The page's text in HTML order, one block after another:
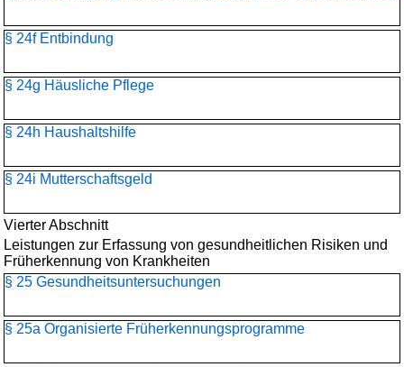
§ 24f Entbindung
§ 24g Häusliche Pflege
§ 24h Haushaltshilfe
§ 24i Mutterschaftsgeld
Vierter Abschnitt
Leistungen zur Erfassung von gesundheitlichen Risiken und
Früherkennung von Krankheiten
§ 25 Gesundheitsuntersuchungen
§ 25a Organisierte Früherkennungsprogramme